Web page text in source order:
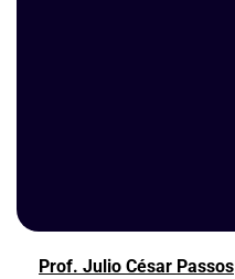
Prof. Julio César Passos